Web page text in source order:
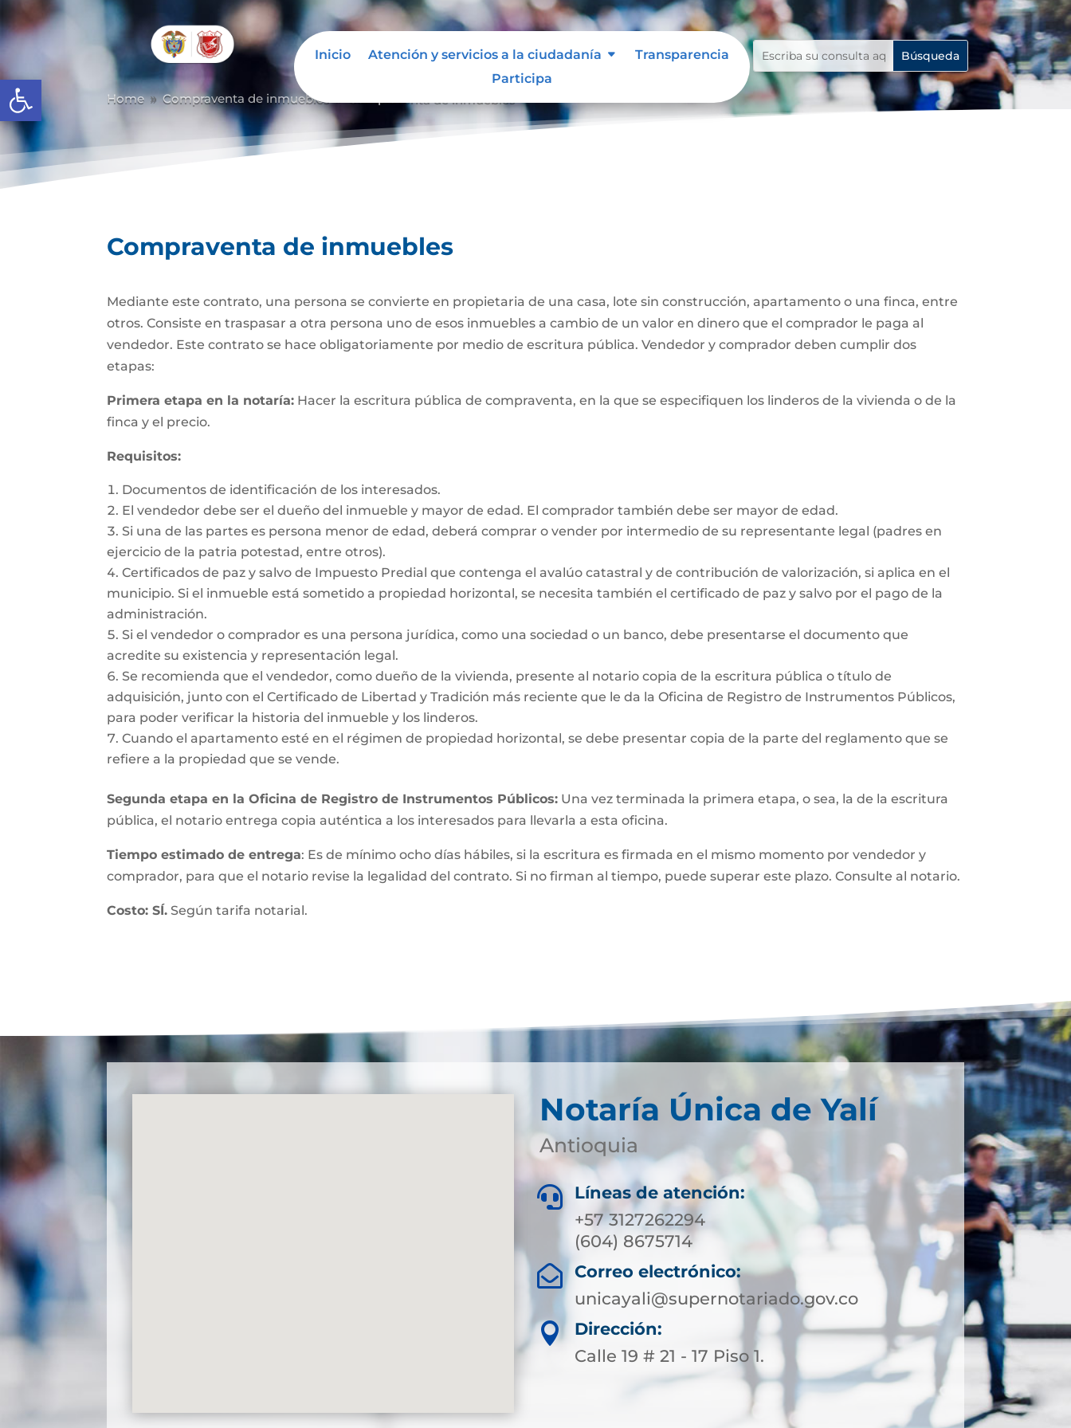
Abrir barra de herramientas
Inicio Atención y servicios a la ciudadanía
Transparencia
Participa
Home 9 Compraventa de inmuebles
Compraventa de inmuebles
Mediante este contrato, una persona se convierte en propietaria de una casa, lote sin construcción, apartamento o una finca, entre
otros. Consiste en traspasar a otra persona uno de esos inmuebles a cambio de un valor en dinero que el comprador le paga al
vendedor. Este contrato se hace obligatoriamente por medio de escritura pública. Vendedor y comprador deben cumplir dos
etapas:
Primera etapa en la notaría: Hacer la escritura pública de compraventa, en la que se especifiquen los linderos de la vivienda o de la
finca y el precio.
Requisitos:
Documentos de identificación de los interesados.
El vendedor debe ser el dueño del inmueble y mayor de edad. El comprador también debe ser mayor de edad.
Si una de las partes es persona menor de edad, deberá comprar o vender por intermedio de su representante legal (padres en
ejercicio de la patria potestad, entre otros).
Certificados de paz y salvo de Impuesto Predial que contenga el avalúo catastral y de contribución de valorización, si aplica en el
municipio. Si el inmueble está sometido a propiedad horizontal, se necesita también el certificado de paz y salvo por el pago de la
administración.
Si el vendedor o comprador es una persona jurídica, como una sociedad o un banco, debe presentarse el documento que
acredite su existencia y representación legal.
Se recomienda que el vendedor, como dueño de la vivienda, presente al notario copia de la escritura pública o título de
adquisición, junto con el Certificado de Libertad y Tradición más reciente que le da la Oficina de Registro de Instrumentos Públicos,
para poder verificar la historia del inmueble y los linderos.
Cuando el apartamento esté en el régimen de propiedad horizontal, se debe presentar copia de la parte del reglamento que se
refiere a la propiedad que se vende.
Segunda etapa en la Oficina de Registro de Instrumentos Públicos: Una vez terminada la primera etapa, o sea, la de la escritura
pública, el notario entrega copia auténtica a los interesados para llevarla a esta oficina.
Tiempo estimado de entrega: Es de mínimo ocho días hábiles, si la escritura es firmada en el mismo momento por vendedor y
comprador, para que el notario revise la legalidad del contrato. Si no firman al tiempo, puede superar este plazo. Consulte al notario.
Costo: SÍ. Según tarifa notarial.
Notaría Única de Yalí
Antioquia

Líneas de atención:
+57 3127262294
(604) 8675714

Correo electrónico:
unicayali@supernotariado.gov.co

Dirección:
Calle 19 # 21 - 17 Piso 1.